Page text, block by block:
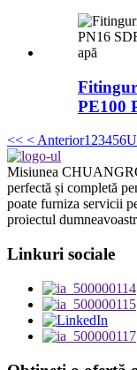
PE100
<< < Anterior123456
Misiunea
perfectă și completă
poate furniza servicii
proiectul
Linkuri sociale